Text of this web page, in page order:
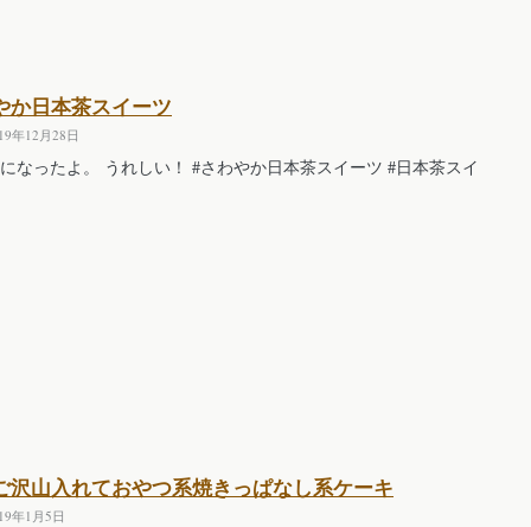
か日本茶スイーツ
年12月28日
なったよ。 うれしい！ #さわやか日本茶スイーツ #日本茶スイ
沢山入れておやつ系焼きっぱなし系ケーキ
年1月5日